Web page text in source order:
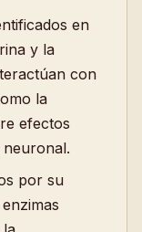
en
y la
con
la
efectos
por su